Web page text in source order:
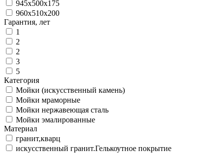
945x500x175
960х510х200
Гарантия, лет
1
2
2
3
5
Категория
Мойки (искусственный камень)
Мойки мраморные
Мойки нержавеющая сталь
Мойки эмалированные
Материал
гранит,кварц
искусственный гранит.Гелькоутное покрытие